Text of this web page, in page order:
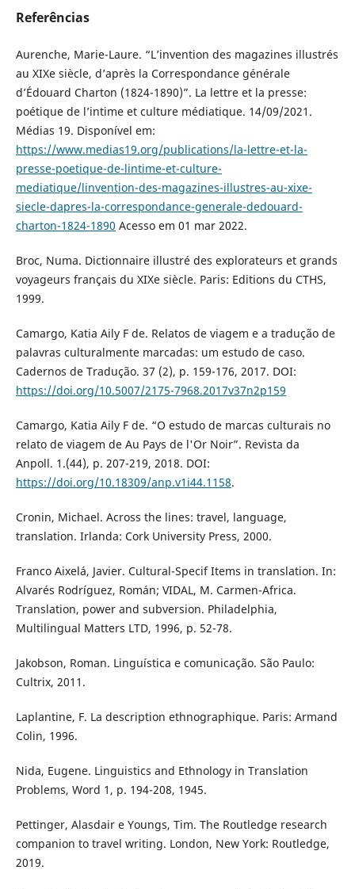
Referências
Aurenche, Marie-Laure. “L’invention des magazines illustrés
au XIXe siècle, d’après la Correspondance générale
d’Édouard Charton (1824-1890)”. La lettre et la presse:
poétique de l’intime et culture médiatique. 14/09/2021.
Médias 19. Disponível em:
https://www.medias19.org/publications/la-lettre-et-la-
presse-poetique-de-lintime-et-culture-
mediatique/linvention-des-magazines-illustres-au-xixe-
siecle-dapres-la-correspondance-generale-dedouard-
charton-1824-1890 Acesso em 01 mar 2022.
Broc, Numa. Dictionnaire illustré des explorateurs et grands
voyageurs français du XIXe siècle. Paris: Editions du CTHS,
1999.
Camargo, Katia Aily F de. Relatos de viagem e a tradução de
palavras culturalmente marcadas: um estudo de caso.
Cadernos de Tradução. 37 (2), p. 159-176, 2017. DOI:
https://doi.org/10.5007/2175-7968.2017v37n2p159
Camargo, Katia Aily F de. “O estudo de marcas culturais no
relato de viagem de Au Pays de l'Or Noir”. Revista da
Anpoll. 1.(44), p. 207-219, 2018. DOI:
https://doi.org/10.18309/anp.v1i44.1158.
Cronin, Michael. Across the lines: travel, language,
translation. Irlanda: Cork University Press, 2000.
Franco Aixelá, Javier. Cultural-Specif Items in translation. In:
Alvarés Rodríguez, Román; VIDAL, M. Carmen-Africa.
Translation, power and subversion. Philadelphia,
Multilingual Matters LTD, 1996, p. 52-78.
Jakobson, Roman. Linguística e comunicação. São Paulo:
Cultrix, 2011.
Laplantine, F. La description ethnographique. Paris: Armand
Colin, 1996.
Nida, Eugene. Linguistics and Ethnology in Translation
Problems, Word 1, p. 194-208, 1945.
Pettinger, Alasdair e Youngs, Tim. The Routledge research
companion to travel writing. London, New York: Routledge,
2019.